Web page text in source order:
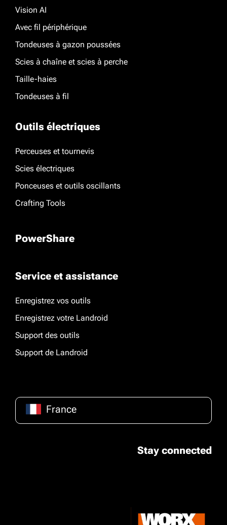
Vision AI
Avec fil périphérique
Tondeuses à gazon poussées
Scies à chaîne et scies à perche
Taille-haies
Tondeuses à fil
Outils électriques
Perceuses et tournevis
Scies électriques
Ponceuses et outils oscillants
Crafting Tools
PowerShare
Service et assistance
Enregistrez vos outils
Enregistrez votre Landroid
Support des outils
Support de Landroid
France
Stay connected